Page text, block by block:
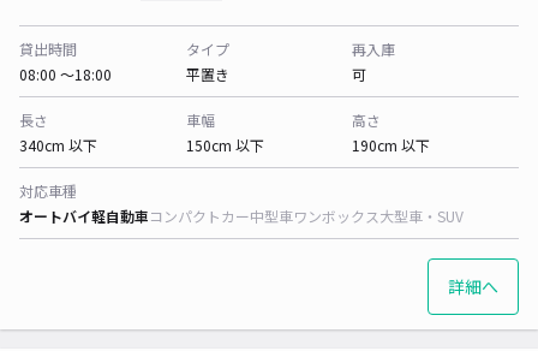
貸出時間
08:00 〜18:00
タイプ
平置き
再入庫
可
長さ
340cm 以下
車幅
150cm 以下
高さ
190cm 以下
対応車種
オートバイ軽自動車コンパクトカー中型車ワンボックス大型車・SUV
詳細へ